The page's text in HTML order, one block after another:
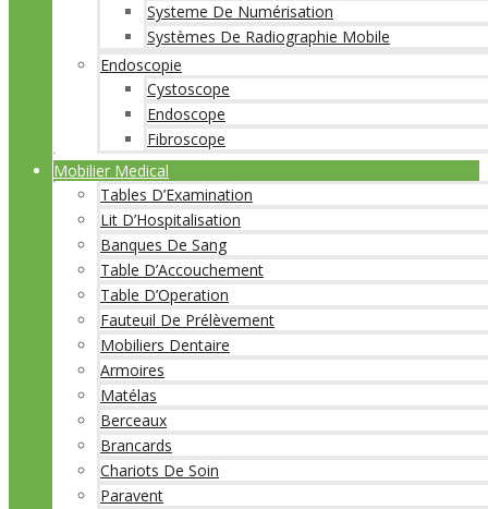
Systeme De Numérisation
Systèmes De Radiographie Mobile
Endoscopie
Cystoscope
Endoscope
Fibroscope
Mobilier Medical
Tables D’Examination
Lit D’Hospitalisation
Banques De Sang
Table D’Accouchement
Table D’Operation
Fauteuil De Prélèvement
Mobiliers Dentaire
Armoires
Matélas
Berceaux
Brancards
Chariots De Soin
Paravent